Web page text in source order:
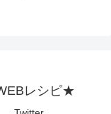
レシピ★